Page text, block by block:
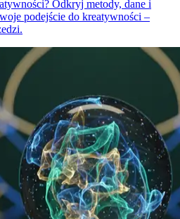
Odkryj metody, dane i
podejście do kreatywności –